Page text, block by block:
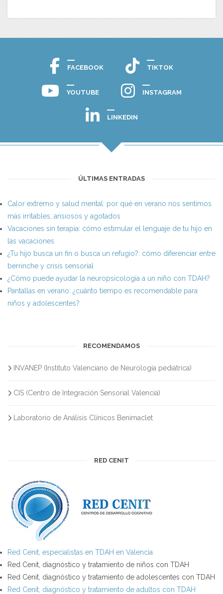
FACEBOOK TIKTOK
YOUTUBE INSTAGRAM
LINKEDIN
ÚLTIMAS ENTRADAS
Calor extremo y salud mental: por qué en verano nos sentimos
más irritables, ansiosos y agotados
Vacaciones sin terapia: cómo estimular el lenguaje de tu hijo en
las vacaciones
¿Tu hijo busca un fin o busca un refugio?: cómo diferenciar entre
berrinche y crisis sensorial
¿Cómo puede ayudar la neuropsicología a un niño con TDAH?
Pantallas en verano: ¿cuánto tiempo es recomendable para
niños y adolescentes?
RECOMENDAMOS
INVANEP (Instituto Valenciano de Neurología pediátrica)
CIS (Centro de Integración Sensorial Valencia)
Laboratorio de Análisis Clínicos Benimaclet
RED CENIT
Red Cenit, especialistas en TDAH en Valencia
Red Cenit, diagnóstico y tratamiento de niños con TDAH
Red Cenit, diagnóstico y tratamiento de adolescentes con TDAH
Red Cenit, diagnóstico y tratamiento de adultos con TDAH